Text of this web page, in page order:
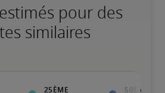
pour des
similaires